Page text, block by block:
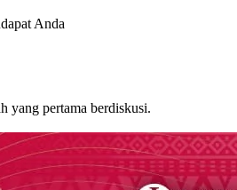
Anda
yang pertama berdiskusi.